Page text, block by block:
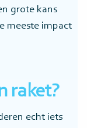
grote kans
meeste impact
raket?
echt iets